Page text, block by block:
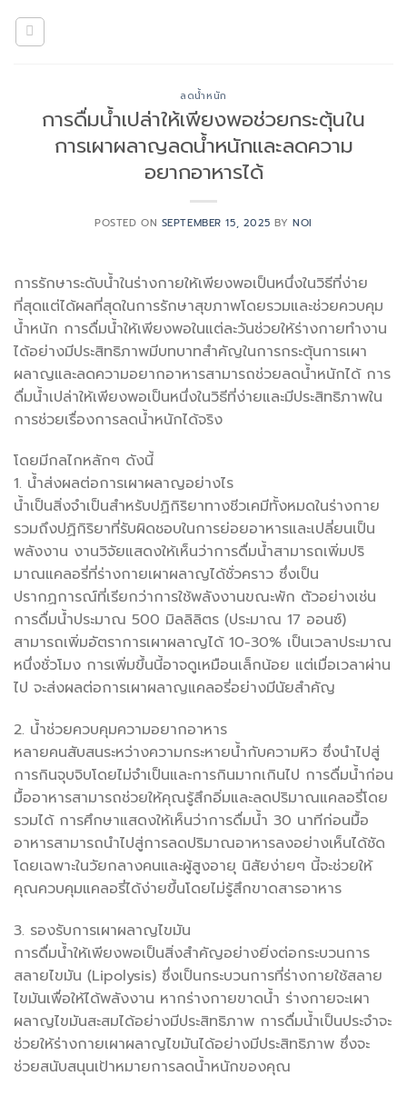
ลดน้ำหนัก
การดื่มน้ำเปล่าให้เพียงพอช่วยกระตุ้นใน
การเผาผลาญลดน้ำหนักและลดความ
อยากอาหารได้
POSTED ON SEPTEMBER 15, 2025 BYNOI
การรักษาระดับน้ำในร่างกายให้เพียงพอเป็นหนึ่งในวิธีที่ง่าย
ที่สุดแต่ได้ผลที่สุดในการรักษาสุขภาพโดยรวมและช่วยควบคุม
น้ำหนัก การดื่มน้ำให้เพียงพอในแต่ละวันช่วยให้ร่างกายทำงาน
ได้อย่างมีประสิทธิภาพมีบทบาทสำคัญในการกระตุ้นการเผา
ผลาญและลดความอยากอาหารสามารถช่วยลดน้ำหนักได้ การ
ดื่มน้ำเปล่าให้เพียงพอเป็นหนึ่งในวิธีที่ง่ายและมีประสิทธิภาพใน
การช่วยเรื่องการลดน้ำหนักได้จริง
โดยมีกลไกหลักๆ ดังนี้
1. น้ำส่งผลต่อการเผาผลาญอย่างไร
น้ำเป็นสิ่งจำเป็นสำหรับปฏิกิริยาทางชีวเคมีทั้งหมดในร่างกาย
รวมถึงปฏิกิริยาที่รับผิดชอบในการย่อยอาหารและเปลี่ยนเป็น
พลังงาน งานวิจัยแสดงให้เห็นว่าการดื่มน้ำสามารถเพิ่มปริ
มาณแคลอรี่ที่ร่างกายเผาผลาญได้ชั่วคราว ซึ่งเป็น
ปรากฏการณ์ที่เรียกว่าการใช้พลังงานขณะพัก ตัวอย่างเช่น
การดื่มน้ำประมาณ 500 มิลลิลิตร (ประมาณ 17 ออนซ์)
สามารถเพิ่มอัตราการเผาผลาญได้ 10-30% เป็นเวลาประมาณ
หนึ่งชั่วโมง การเพิ่มขึ้นนี้อาจดูเหมือนเล็กน้อย แต่เมื่อเวลาผ่าน
ไป จะส่งผลต่อการเผาผลาญแคลอรี่อย่างมีนัยสำคัญ
2. น้ำช่วยควบคุมความอยากอาหาร
หลายคนสับสนระหว่างความกระหายน้ำกับความหิว ซึ่งนำไปสู่
การกินจุบจิบโดยไม่จำเป็นและการกินมากเกินไป การดื่มน้ำก่อน
มื้ออาหารสามารถช่วยให้คุณรู้สึกอิ่มและลดปริมาณแคลอรี่โดย
รวมได้ การศึกษาแสดงให้เห็นว่าการดื่มน้ำ 30 นาทีก่อนมื้อ
อาหารสามารถนำไปสู่การลดปริมาณอาหารลงอย่างเห็นได้ชัด
โดยเฉพาะในวัยกลางคนและผู้สูงอายุ นิสัยง่ายๆ นี้จะช่วยให้
คุณควบคุมแคลอรี่ได้ง่ายขึ้นโดยไม่รู้สึกขาดสารอาหาร
3. รองรับการเผาผลาญไขมัน
การดื่มน้ำให้เพียงพอเป็นสิ่งสำคัญอย่างยิ่งต่อกระบวนการ
สลายไขมัน (Lipolysis) ซึ่งเป็นกระบวนการที่ร่างกายใช้สลาย
ไขมันเพื่อให้ได้พลังงาน หากร่างกายขาดน้ำ ร่างกายจะเผา
ผลาญไขมันสะสมได้อย่างมีประสิทธิภาพ การดื่มน้ำเป็นประจำจะ
ช่วยให้ร่างกายเผาผลาญไขมันได้อย่างมีประสิทธิภาพ ซึ่งจะ
ช่วยสนับสนุนเป้าหมายการลดน้ำหนักของคุณ